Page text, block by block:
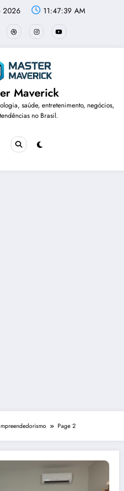
2026 11:47:40 AM
Maverick
saúde, entretenimento, negócios,
no Brasil.
Page 2